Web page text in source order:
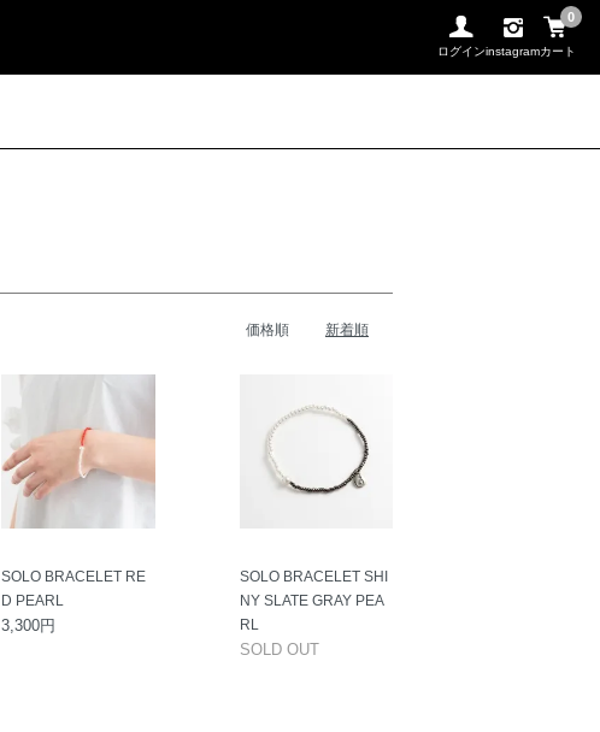
ログインinstagram
0
カート
価格順 新着順
SOLO BRACELET RE
D PEARL
3,300円
SOLO BRACELET SHI
NY SLATE GRAY PEA
RL
SOLD OUT